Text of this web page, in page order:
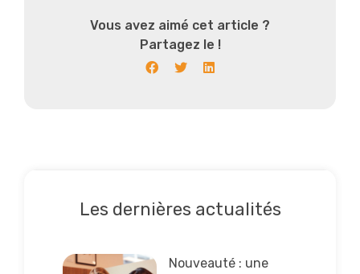
Vous avez aimé cet article ?
Partagez le !
Les dernières actualités
Nouveauté : une
Lire la suite